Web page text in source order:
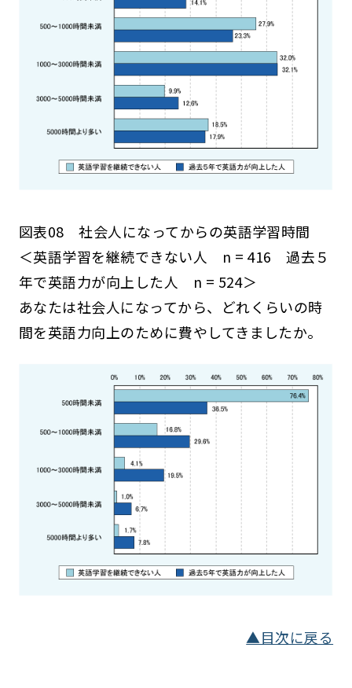
図表08 社会人になってからの英語学習時間
＜英語学習を継続できない人 n = 416 過去５
年で英語力が向上した人 n = 524＞
あなたは社会人になってから、どれくらいの時
間を英語力向上のために費やしてきましたか。
▲目次に戻る